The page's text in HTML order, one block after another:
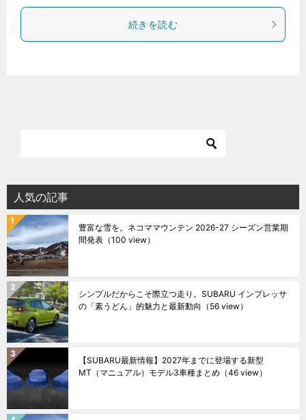
続きを読む
人気の記事
豊富な雪を。ネコママウンテン 2026-27 シーズン営業期
間発表 （100 view）
シンプルだからこそ際立つ走り。SUBARU インプレッサ
の「素うどん」的魅力と最新動向 （56 view）
【SUBARU最新情報】2027年までに登場する新型
MT（マニュアル）モデル3車種まとめ （46 view）